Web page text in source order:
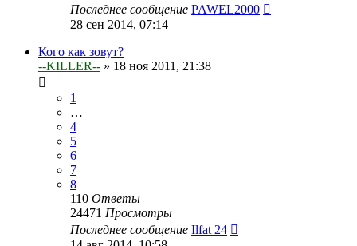
Последнее сообщение PAWEL2000
28 сен 2014, 07:14
Кого как зовут?
--KILLER-- » 18 ноя 2011, 21:38
1
…
4
5
6
7
8
110 Ответы
24471 Просмотры
Последнее сообщение Ilfat 24